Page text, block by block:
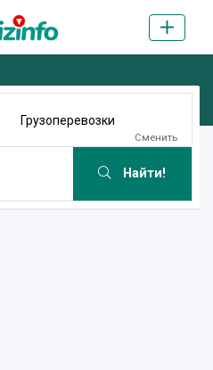
Грузоперевозки
Сменить
Найти!